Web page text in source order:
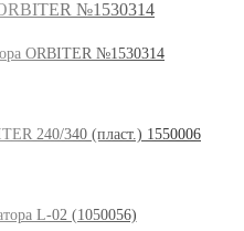
ORBITER №1530314
240/340 (пласт.) 1550006
L-02 (1050056)